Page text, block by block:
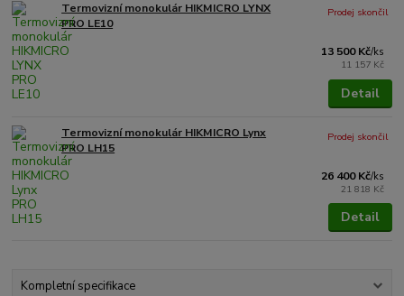
Termovizní monokulár HIKMICRO LYNX
PRO LE10
13 500 Kč/ks
11 157 Kč
Prodej skončil
Detail
Termovizní monokulár HIKMICRO Lynx
PRO LH15
26 400 Kč/ks
21 818 Kč
Prodej skončil
Detail
Kompletní specifikace